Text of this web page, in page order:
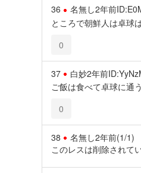
36 名無し2年前
ところで朝鮮人は卓球
0
37 白妙2年前
ご飯は食べて卓球に通
0
38 名無し2年前(1/1)
このレスは削除されて